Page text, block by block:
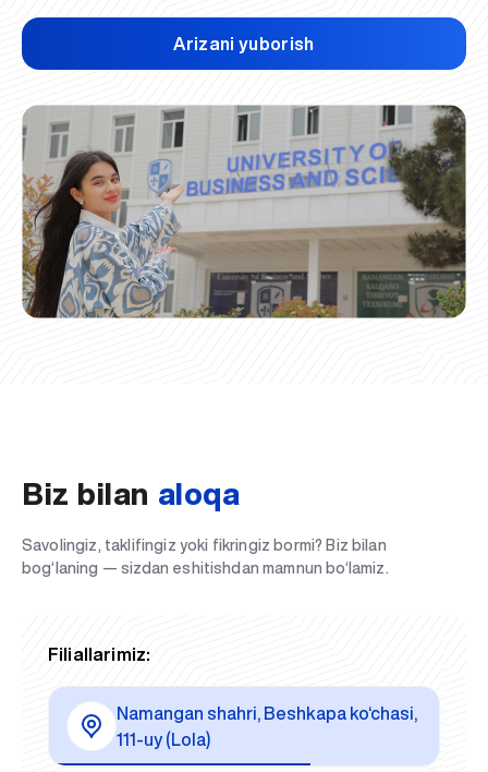
Arizani yuborish
Biz bilan aloqa
Savolingiz, taklifingiz yoki fikringiz bormi? Biz bilan
bog‘laning — sizdan eshitishdan mamnun bo‘lamiz.
Filiallarimiz:
Namangan shahri, Beshkapa ko‘chasi,
111-uy (Lola)